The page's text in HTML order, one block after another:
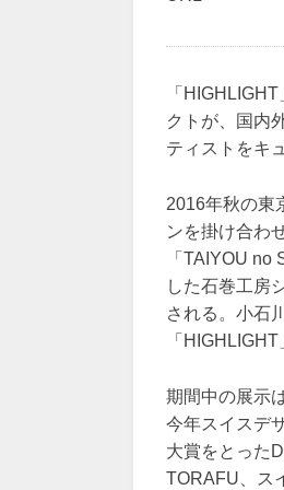
「
クトが、国内
ティストをキ
2016年秋の東
ンを掛け合わ
「TAIYOU
した石巻工房
される。小石
「
期間中の展示
今年スイスデ
大賞をとった
TORAFU、ス